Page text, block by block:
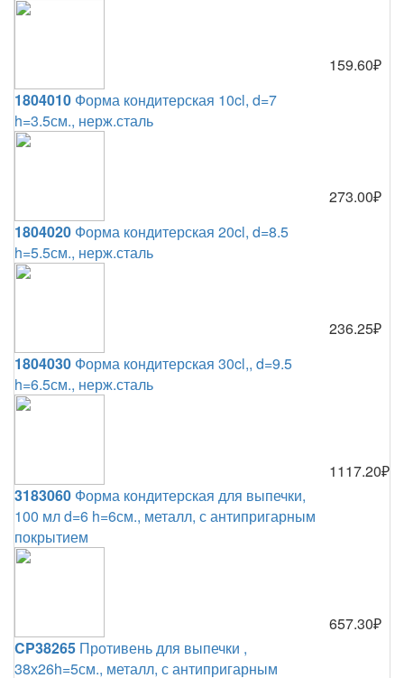
1804010 Форма кондитерская 10cl, d=7
h=3.5см., нерж.сталь
159.60₽
1804020 Форма кондитерская 20cl, d=8.5
h=5.5см., нерж.сталь
273.00₽
1804030 Форма кондитерская 30cl,, d=9.5
h=6.5см., нерж.сталь
236.25₽
3183060 Форма кондитерская для выпечки,
100 мл d=6 h=6см., металл, с антипригарным
покрытием
1117.20₽
CP38265 Противень для выпечки ,
38х26h=5см., металл, с антипригарным
657.30₽